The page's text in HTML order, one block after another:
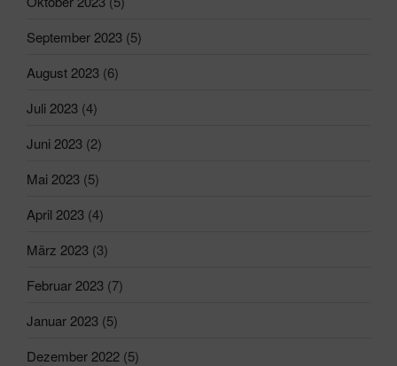
September 2023 (5)
August 2023 (6)
Juli 2023 (4)
Juni 2023 (2)
Mai 2023 (5)
April 2023 (4)
März 2023 (3)
Februar 2023 (7)
Januar 2023 (5)
Dezember 2022 (5)